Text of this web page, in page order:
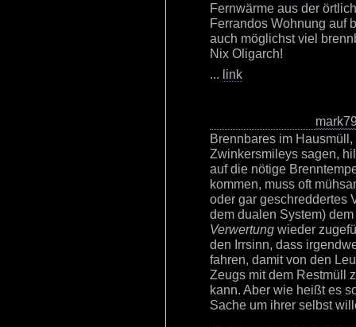
Fernwärme aus der
Ferrandos Wohnung auf
auch möglichst viel
Nix Oligarch!
... link
Brennbares im
Zwinkersmileys sagen,
auf die nötige
kommen, muss oft
oder gar geschreddertes
dem dualen System)
Verwertung wieder
den Irrsinn, dass
fahren, damit von den
Zeugs mit dem Restmüll
kann. Aber wie heißt es
Sache um ihrer selbst